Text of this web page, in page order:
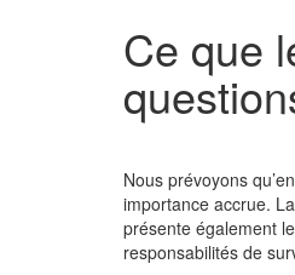
Ce que
Nous prévoyons
importance accrue.
présente également
responsabilités de